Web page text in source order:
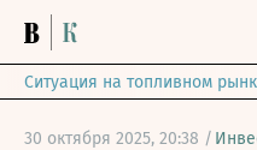
Ситуация на топливном
30 октября 2025, 20:38 /